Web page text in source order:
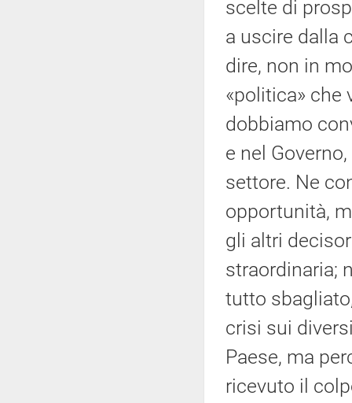
scelte di
a uscire dalla
dire, non in
«politica» che
dobbiamo
e nel
settore. Ne
opportunità,
gli altri
straordinaria;
tutto
crisi sui
Paese, ma
ricevuto il